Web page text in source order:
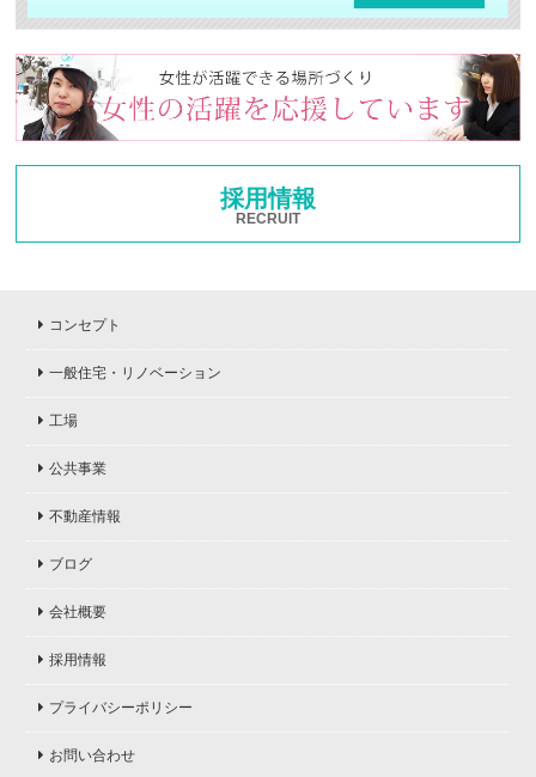
採用情報
RECRUIT
コンセプト
一般住宅・リノベーション
工場
公共事業
不動産情報
ブログ
会社概要
採用情報
プライバシーポリシー
お問い合わせ